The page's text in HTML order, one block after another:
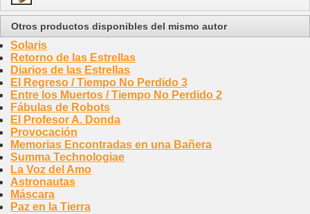
Otros productos disponibles del mismo autor
Solaris
Retorno de las Estrellas
Diarios de las Estrellas
El Regreso / Tiempo No Perdido 3
Entre los Muertos / Tiempo No Perdido 2
Fábulas de Robots
El Profesor A. Donda
Provocación
Memorias Encontradas en una Bañera
Summa Technologiae
La Voz del Amo
Astronautas
Máscara
Paz en la Tierra